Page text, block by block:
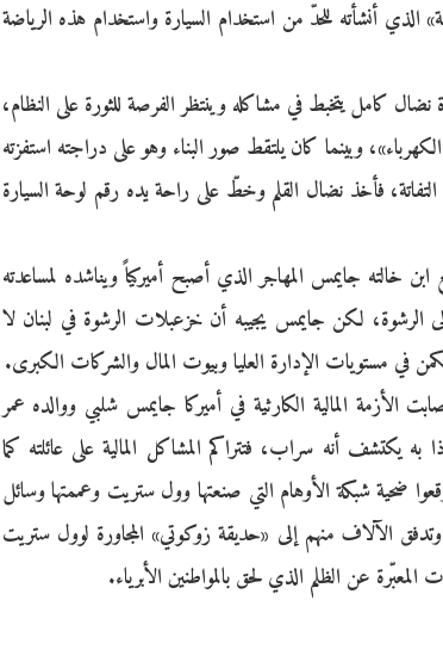
أنشأته للحدّ من استخدام السيارة واستخدام هذه الرياضة
كامل يتخبط في مشاكله وينتظر الفرصة للثورة على النظام،
وبينما كان يلتقط صور البناء وهو على دراجته استفزته
التفاتة، فأخذ نضال القلم وخطّ على راحة يده رقم لوحة السيارة
جايمس المهاجر الذي أصبح أميركياً ويناشده لمساعدته
الرشوة، لكن جايمس يجيبه أن خزعبلات الرشوة في لبنان لا
في مستويات الإدارة العليا وبيوت المال والشركات الكبرى.
الأزمة المالية الكارثية في أميركا جايمس شلبي ووالده عمر
به يكتشف أنه سراب، فتتراكم المشاكل المالية على عائلته كما
ضحية شبكة الأوهام التي صنعتها وول ستريت وعممتها وسائل
الآلاف منهم إلى «حديقة زوكوتي» المجاورة لوول ستريت
عن الظلم الذي لحق بالمواطنين الأبرياء.